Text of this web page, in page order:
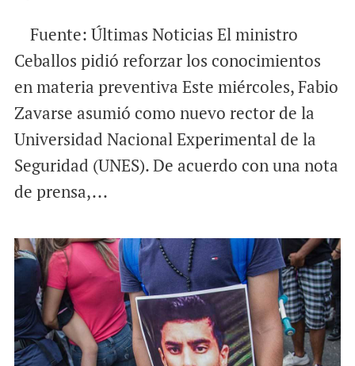
Fuente: Últimas Noticias El ministro
Ceballos pidió reforzar los conocimientos
en materia preventiva Este miércoles, Fabio
Zavarse asumió como nuevo rector de la
Universidad Nacional Experimental de la
Seguridad (UNES). De acuerdo con una nota
de prensa,...